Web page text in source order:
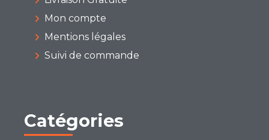
Mon compte
Mentions légales
Suivi de commande
Catégories